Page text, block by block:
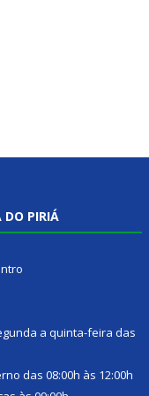
DO PIRIÁ
a quinta-feira das
das 08:00h às 12:00h